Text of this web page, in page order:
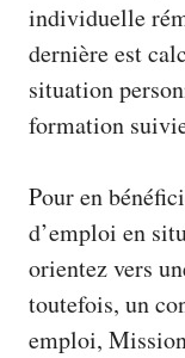
individuelle
dernière est
situation
formation
Pour en
d’emploi en
orientez vers
toutefois, un
emploi,